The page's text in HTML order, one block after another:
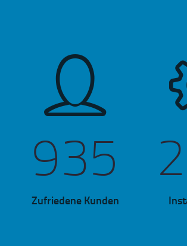
935
Zufriedene Kunden
Dank
bieten wir
Anfrage
Lösung!